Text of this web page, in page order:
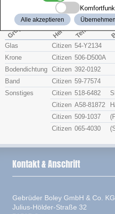
Gruppe HerstellerTeile-Nr.
Glas Citizen 54-Y2134
Krone
Citizen 506-D500A
Bodendichtung Citizen 392-0192
Band
Citizen 59-77574
Sonstiges
Citizen 518-6482
Citizen A58-81872
Citizen 509-1037
Citizen 065-4030
Alle akzeptieren Übernehmen
Kontakt & Anschrift
Gebrüder Boley GmbH & Co. KG
Julius-Hölder-Straße 32